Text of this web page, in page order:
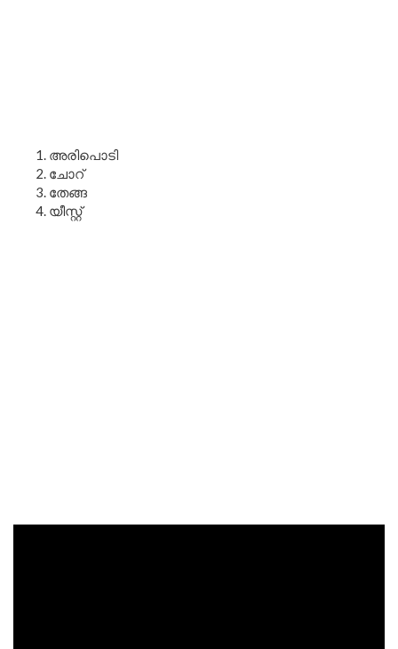
അരിപൊടി
ചോറ്
തേങ്ങ
യീസ്റ്റ്